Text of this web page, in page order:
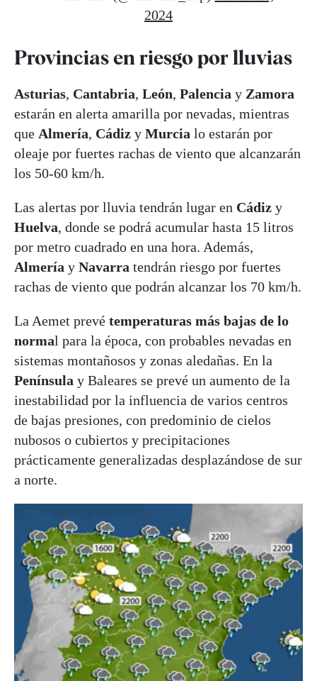
2024
Provincias en riesgo por lluvias
Asturias, Cantabria, León, Palencia y Zamora
estarán en alerta amarilla por nevadas, mientras
que Almería, Cádiz y Murcia lo estarán por
oleaje por fuertes rachas de viento que alcanzarán
los 50-60 km/h.
Las alertas por lluvia tendrán lugar en Cádiz y
Huelva, donde se podrá acumular hasta 15 litros
por metro cuadrado en una hora. Además,
Almería y Navarra tendrán riesgo por fuertes
rachas de viento que podrán alcanzar los 70 km/h.
La Aemet prevé temperaturas más bajas de lo
normal para la época, con probables nevadas en
sistemas montañosos y zonas aledañas. En la
Península y Baleares se prevé un aumento de la
inestabilidad por la influencia de varios centros
de bajas presiones, con predominio de cielos
nubosos o cubiertos y precipitaciones
prácticamente generalizadas desplazándose de sur
a norte.